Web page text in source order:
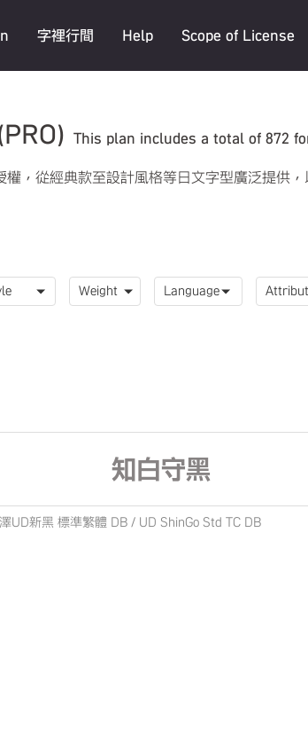
字裡行間 Help Scope of License
This plan includes a total of 872
，從經典款至設計風格等日文字型廣泛提供
知白守黑
UD新黑 標準繁體 DB / UD ShinGo Std TC DB